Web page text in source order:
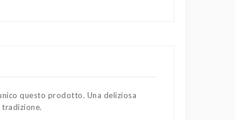
questo prodotto. Una deliziosa
tradizione.